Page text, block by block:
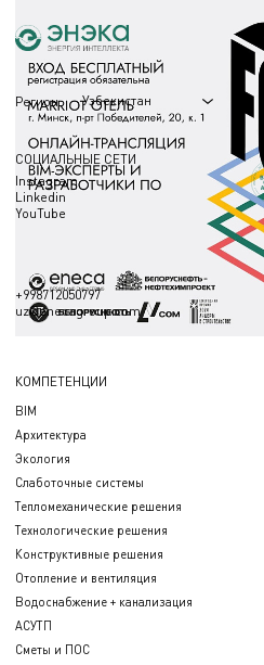
Регион Узбекистан
СОЦИАЛЬНЫЕ СЕТИ
Instagram
Linkedin
YouTube
+998712050797
uz@enecagroup.com
КОМПЕТЕНЦИИ
BIM
Архитектура
Экология
Слаботочные системы
Тепломеханические решения
Технологические решения
Конструктивные решения
Отопление и вентиляция
Водоснабжение + канализация
АСУТП
Сметы и ПОС